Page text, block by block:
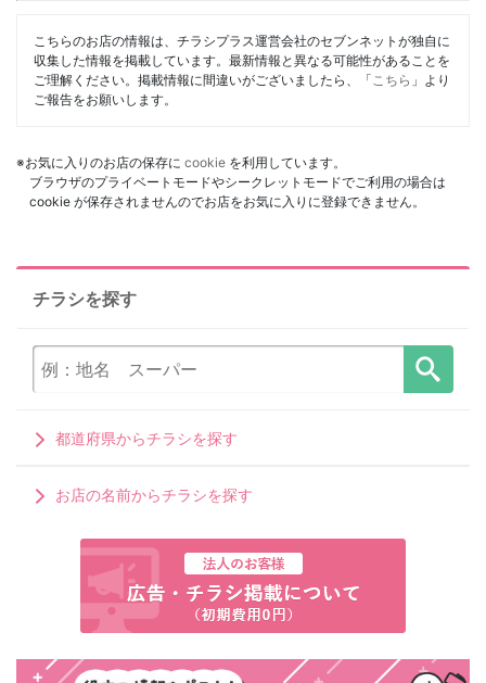
こちらのお店の情報は、チラシプラス運営会社のセブンネットが独自に
収集した情報を掲載しています。最新情報と異なる可能性があることを
ご理解ください。掲載情報に間違いがございましたら、「こちら 」より
ご報告をお願いします。
※お気に入りのお店の保存に cookie を利用しています。
ブラウザのプライベートモードやシークレットモードでご利用の場合は
cookie が保存されませんのでお店をお気に入りに登録できません。
チラシを探す
都道府県からチラシを探す
お店の名前からチラシを探す